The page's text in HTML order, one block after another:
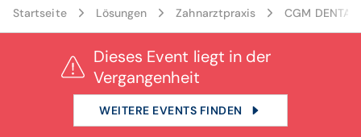
Banner ClickDoc Webinar
Startseite Lösungen Zahnarztpraxis CGM
Dieses Event liegt in der
Vergangenheit
WEITERE EVENTS FINDEN